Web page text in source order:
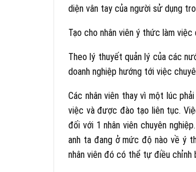
diện vân tay của người sử dụng
Tạo cho nhân viên ý thức làm việc
Theo lý thuyết quản lý của các
doanh nghiệp hướng tới việc
Các nhân viên thay vì một lúc
việc và được đào tạo liên tục.
đối với 1 nhân viên chuyên
anh ta đang ở mức độ nào về ý
nhân viên đó có thể tự điều chỉnh